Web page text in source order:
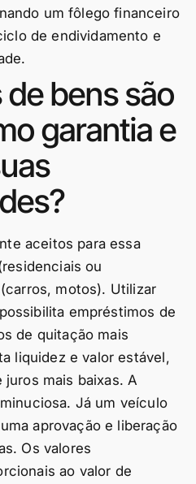
um fôlego financeiro
de endividamento e
bens são
garantia e
aceitos para essa
ou
motos). Utilizar
empréstimos de
de quitação mais
liquidez e valor estável,
mais baixas. A
Já um veículo
aprovação e liberação
Os valores
ao valor de